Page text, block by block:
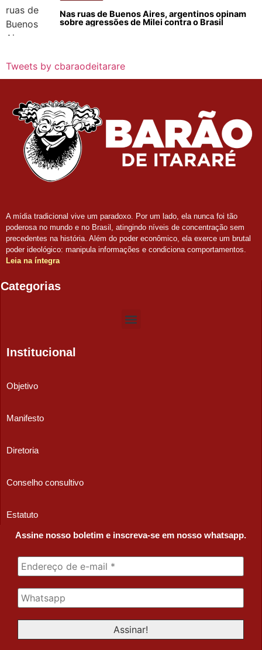
Nas ruas de Buenos Aires, argentinos opinam
sobre agressões de Milei contra o Brasil
Tweets by cbaraodeitarare
A mídia tradicional vive um paradoxo. Por um lado, ela nunca foi tão
poderosa no mundo e no Brasil, atingindo níveis de concentração sem
precedentes na história. Além do poder econômico, ela exerce um brutal
poder ideológico: manipula informações e condiciona comportamentos.
Leia na íntegra
Categorias
Institucional
Objetivo
Manifesto
Diretoria
Conselho consultivo
Estatuto
Assine nosso boletim e inscreva-se em nosso whatsapp.